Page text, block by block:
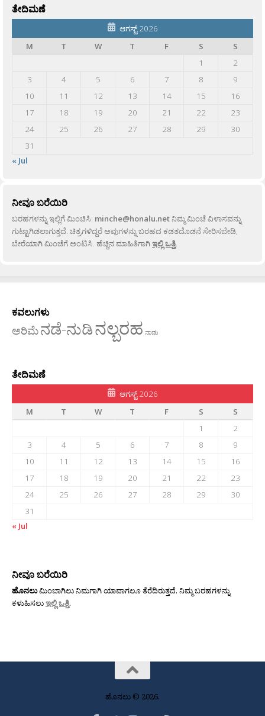
ತೇದಿಮಣೆ
ಆಗಸ್ಟ್ 2026
M
T W T F S
S
1
2
3
4 5 6 7 8
9
10
11 12 13 14 15
16
17
18 19 20 21 22
23
24
25 26 27 28 29
30
31
« Jul
ನೀವೂ ಬರೆಯಿರಿ
ಬರಹಗಳನ್ನು ಇಲ್ಲಿಗೆ ಮಿಂಚಿಸಿ: minche@honalu.netನಿಮ್ಮ ಮಿಂಚೆ ವಿಳಾಸವನ್ನು
ಗುಟ್ಟಾಗಿಡಲಾಗುತ್ತದೆ. ಚಿತ್ರಗಳಿದ್ದರೆ ಅವುಗಳನ್ನು ಬರಹದ ಕಡತದೊಡನೆ ಸೇರಿಸಬೇಡಿ,
ಬೇರೆಯಾಗಿ ಮಿಂಚೆಗೆ ಅಂಟಿಸಿ. ಹೆಚ್ಚಿನ ಮಾಹಿತಿಗಾಗಿಇಲ್ಲಿ ಒತ್ತಿ.
ಕವಲುಗಳು
ಅರಿಮೆನಡೆ-ನುಡಿನಲ್ಬರಹ ನಾಡು
ತೇದಿಮಣೆ
ಆಗಸ್ಟ್ 2026
M
T W T F S
S
1
2
3
4 5 6 7 8
9
10
11 12 13 14 15
16
17
18 19 20 21 22
23
24
25 26 27 28 29
30
31
« Jul
ನೀವೂ ಬರೆಯಿರಿ
ಹೊನಲುಮಿಂಬಾಗಿಲು ನಿಮಗಾಗಿ ಯಾವಾಗಲೂ ತೆರೆದಿರುತ್ತದೆ. ನಿಮ್ಮ ಬರಹಗಳನ್ನು
ಕಳುಹಿಸಲುಇಲ್ಲಿ ಒತ್ತಿ.
ಹೊನಲು © 2026.